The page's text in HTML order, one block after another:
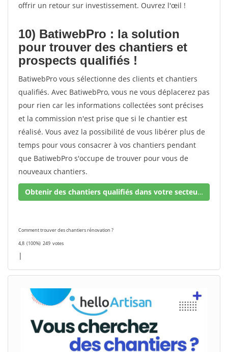
offrir un retour sur investissement. Ouvrez l'œil !
10) BatiwebPro : la solution
pour trouver des chantiers et
prospects qualifiés !
BatiwebPro vous sélectionne des clients et chantiers
qualifiés. Avec BatiwebPro, vous ne vous déplacerez pas
pour rien car les informations collectées sont précises
et la commission n'est prise que si le chantier est
réalisé. Vous avez la possibilité de vous libérer plus de
temps pour vous consacrer à vos chantiers pendant
que BatiwebPro s'occupe de trouver pour vous de
nouveaux chantiers.
Obtenir des chantiers qualifiés dans votre secteur !
Comment trouver des chantiers rénovation ?
4,8 (100%) 249 votes
|